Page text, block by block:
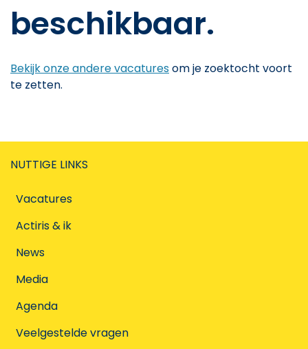
beschikbaar.
Bekijk onze andere vacaturesom je zoektocht voort
te zetten.
NUTTIGE LINKS
Vacatures
Actiris & ik
News
Media
Agenda
Veelgestelde vragen